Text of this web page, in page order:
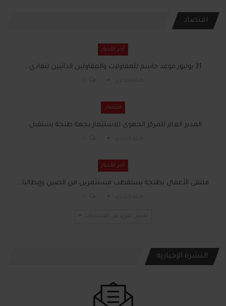
اقتصاد
آخر الأخبار
31 يوليوز موعد حاسم للمقاولات والمقاولين الذاتيين لتفادي…
اقتصاد
المدير العام للمركز الجهوي للاستثمار بجهة طنجة يستقبل…
آخر الأخبار
ملتقى الأعمال بطنجة يستقطب مستثمرين من الصين وإيطاليا…
النشرة الإخبارية